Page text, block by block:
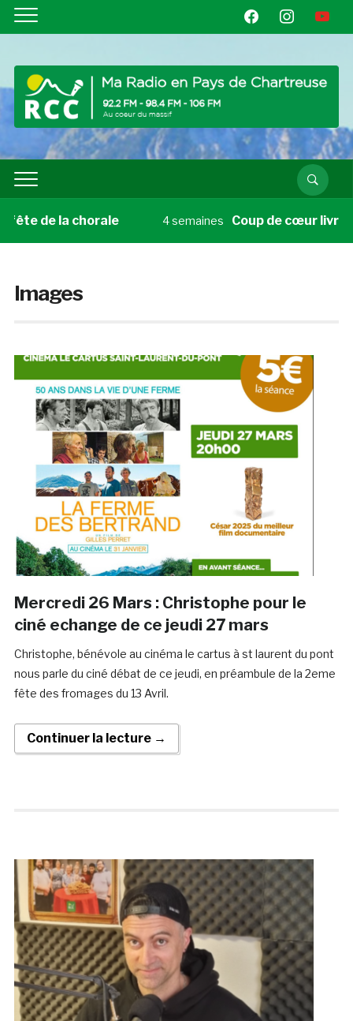
facebookinstagramyoutube
la chorale 4 semaines Coup de cœur livre du
Images
Mercredi 26 Mars : Christophe pour le
ciné echange de ce jeudi 27 mars
Christophe, bénévole au cinéma le cartus à st laurent du pont
nous parle du ciné débat de ce jeudi, en préambule de la 2eme
fête des fromages du 13 Avril.
Continuer la lecture →